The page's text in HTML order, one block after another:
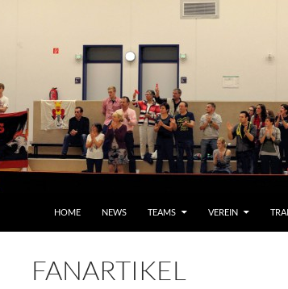
HOME
NEWS TEAMS VEREIN
FANARTIKEL